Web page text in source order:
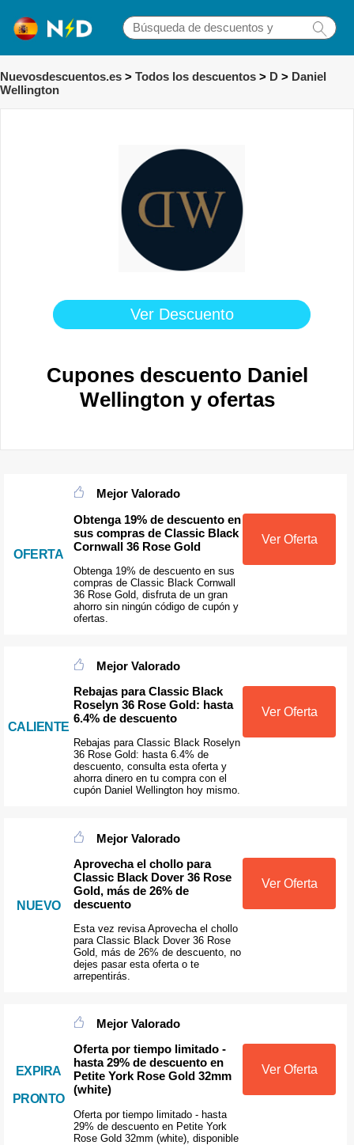
Nuevosdescuentos.es > Todos los descuentos > D > Daniel
Wellington
Ver Descuento
Cupones descuento Daniel
Wellington y ofertas
OFERTA
Mejor Valorado
Obtenga 19% de descuento en
sus compras de Classic Black
Cornwall 36 Rose Gold
Obtenga 19% de descuento en sus
compras de Classic Black Cornwall
36 Rose Gold, disfruta de un gran
ahorro sin ningún código de cupón y
ofertas.
Ver Oferta
CALIENTE
Mejor Valorado
Rebajas para Classic Black
Roselyn 36 Rose Gold: hasta
6.4% de descuento
Rebajas para Classic Black Roselyn
36 Rose Gold: hasta 6.4% de
descuento, consulta esta oferta y
ahorra dinero en tu compra con el
cupón Daniel Wellington hoy mismo.
Ver Oferta
NUEVO
Mejor Valorado
Aprovecha el chollo para
Classic Black Dover 36 Rose
Gold, más de 26% de
descuento
Esta vez revisa Aprovecha el chollo
para Classic Black Dover 36 Rose
Gold, más de 26% de descuento, no
dejes pasar esta oferta o te
arrepentirás.
Ver Oferta
EXPIRA
PRONTO
Mejor Valorado
Oferta por tiempo limitado -
hasta 29% de descuento en
Petite York Rose Gold 32mm
(white)
Oferta por tiempo limitado - hasta
29% de descuento en Petite York
Rose Gold 32mm (white), disponible
Ver Oferta